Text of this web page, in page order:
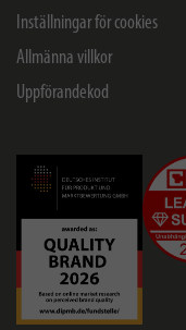
Inställningar för cookies
Allmänna villkor
Uppförandekod